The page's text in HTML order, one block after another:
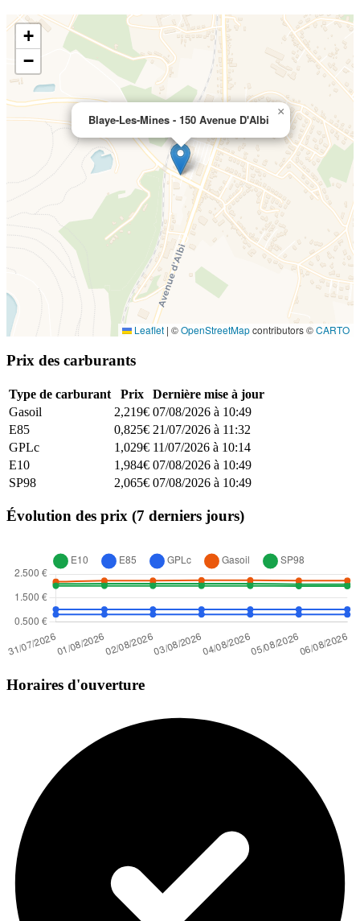
Blaye-Les-Mines - 150 Avenue D'Albi
×
+
−
Leaflet | ©OpenStreetMapcontributors ©CARTO
Prix des carburants
Type de carburant Prix
Dernière mise à jour
Gasoil
2,219€ 07/08/2026 à 10:49
E85
0,825€ 21/07/2026 à 11:32
GPLc
1,029€ 11/07/2026 à 10:14
E10
1,984€ 07/08/2026 à 10:49
SP98
2,065€ 07/08/2026 à 10:49
Évolution des prix (7 derniers jours)
Horaires d'ouverture